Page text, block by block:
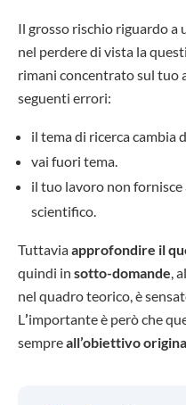
Il grosso rischio riguardo a
nel perdere di vista la
rimani concentrato sul tuo
seguenti errori:
il tema di ricerca cambia
vai fuori tema.
il tuo lavoro non
scientifico.
Tuttaviaapprofondire il
quindi in sotto-domande,
nel quadro teorico, è
L’importante è però che
sempreall’obiettivo